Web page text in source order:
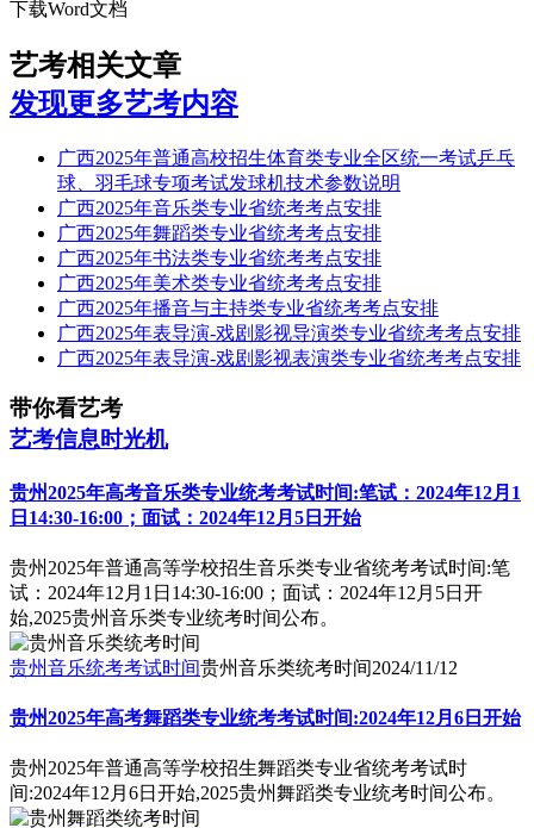
下载Word文档
艺考相关文章
发现更多艺考内容
广西2025年普通高校招生体育类专业全区统一考试乒乓
球、羽毛球专项考试发球机技术参数说明
广西2025年音乐类专业省统考考点安排
广西2025年舞蹈类专业省统考考点安排
广西2025年书法类专业省统考考点安排
广西2025年美术类专业省统考考点安排
广西2025年播音与主持类专业省统考考点安排
广西2025年表导演-戏剧影视导演类专业省统考考点安排
广西2025年表导演-戏剧影视表演类专业省统考考点安排
带你看艺考
艺考信息时光机
贵州2025年高考音乐类专业统考考试时间:笔试：2024年12月1
日14:30-16:00；面试：2024年12月5日开始
贵州2025年普通高等学校招生音乐类专业省统考考试时间:笔
试：2024年12月1日14:30-16:00；面试：2024年12月5日开
始,2025贵州音乐类专业统考时间公布。
贵州音乐统考考试时间贵州音乐类统考时间2024/11/12
贵州2025年高考舞蹈类专业统考考试时间:2024年12月6日开始
贵州2025年普通高等学校招生舞蹈类专业省统考考试时
间:2024年12月6日开始,2025贵州舞蹈类专业统考时间公布。